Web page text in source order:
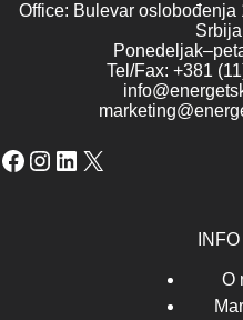
Office: Bulevar oslobođenja
Srbija
Tel/Fax: +381
Facebook
Instagram
LinkedIn
X
INFO
O